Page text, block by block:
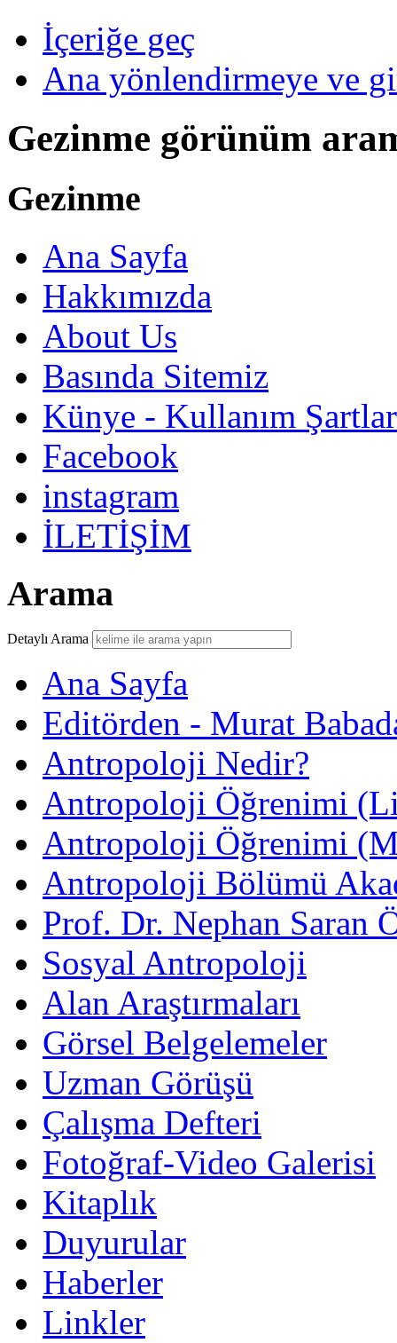
İçeriğe geç
Ana yönlendirmeye ve
Gezinme görünüm
Gezinme
Ana Sayfa
Hakkımızda
About Us
Basında Sitemiz
Künye - Kullanım
Facebook
instagram
İLETİŞİM
Arama
Detaylı Arama
Ana Sayfa
Editörden - Murat
Antropoloji Nedir?
Antropoloji Öğrenimi
Antropoloji Öğrenimi
Antropoloji Bölümü
Prof. Dr. Nephan Saran
Sosyal Antropoloji
Alan Araştırmaları
Görsel Belgelemeler
Uzman Görüşü
Çalışma Defteri
Fotoğraf-Video Galerisi
Kitaplık
Duyurular
Haberler
Linkler